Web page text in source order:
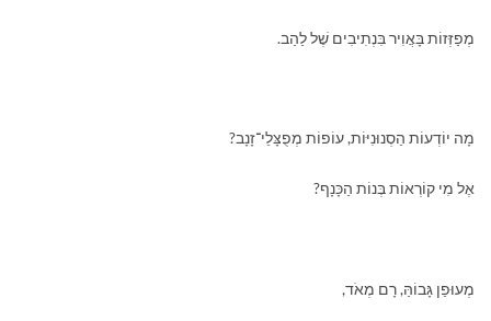
מְפַזְּזוֹת בָּאֲוִיר בִּנְתִיבִים שֶׁל לַהַב.
מָה יוֹדְעוֹת הַסְנוּנִיּוֹת, עוֹפוֹת מְפֻצָּלֵי־זָנָב?
אֶל מִי קוֹרְאוֹת בְּנוֹת הַכָּנָף?
מְעוּפַן גָּבוֹהַּ, רָם מְאֹד,